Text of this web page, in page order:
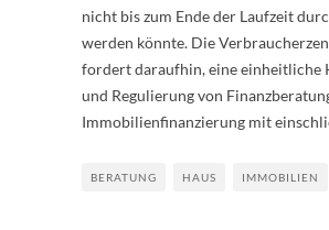
nicht bis zum Ende der Laufzeit
werden könnte. Die
fordert daraufhin, eine einheitliche
und Regulierung von
Immobilienfinanzierung mit
BERATUNG HAUS IMMOBILIEN